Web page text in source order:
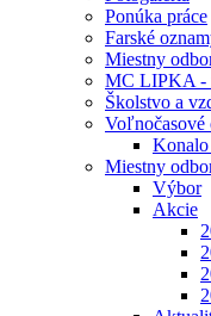
Ponúka práce
Farské
Miestny
MC LIPKA -
Školstvo a
Voľnočasové
Konalo
Miestny
Výbor
Akcie